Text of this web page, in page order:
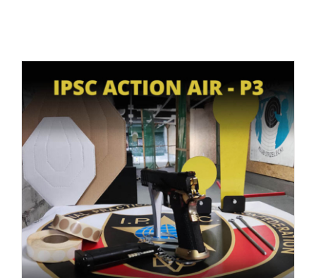
BOOK SZCZEGÓŁY